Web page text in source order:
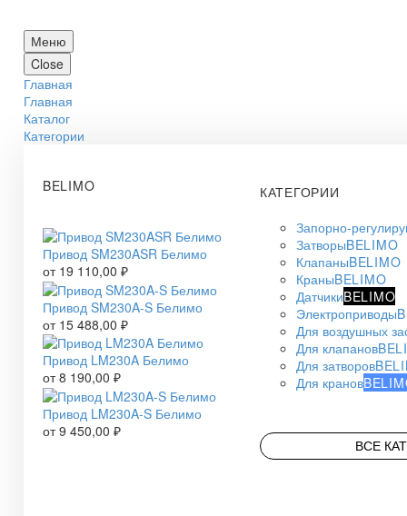
Меню
Close
Главная
Главная
Каталог
Категории
BELIMO
Привод SM230ASR Белимо
от 19 110,00 ₽
Привод SM230A-S Белимо
от 15 488,00 ₽
Привод LM230A Белимо
от8 190,00 ₽
Привод LM230A-S Белимо
от9 450,00 ₽
КАТЕГОРИИ
Запорно-
ЗатворыBELIMO
КлапаныBELIMO
КраныBELIMO
ДатчикиBELIMO
Электроприводы
Для воздушных
Для клапанов
Для затворов
Для кранов
ВСЕ